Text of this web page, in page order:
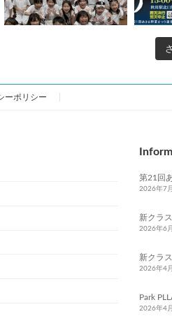
ーポリシー
第21回
2026年7
新クラ
2026年6
新クラ
2026年4
Park
2026年4